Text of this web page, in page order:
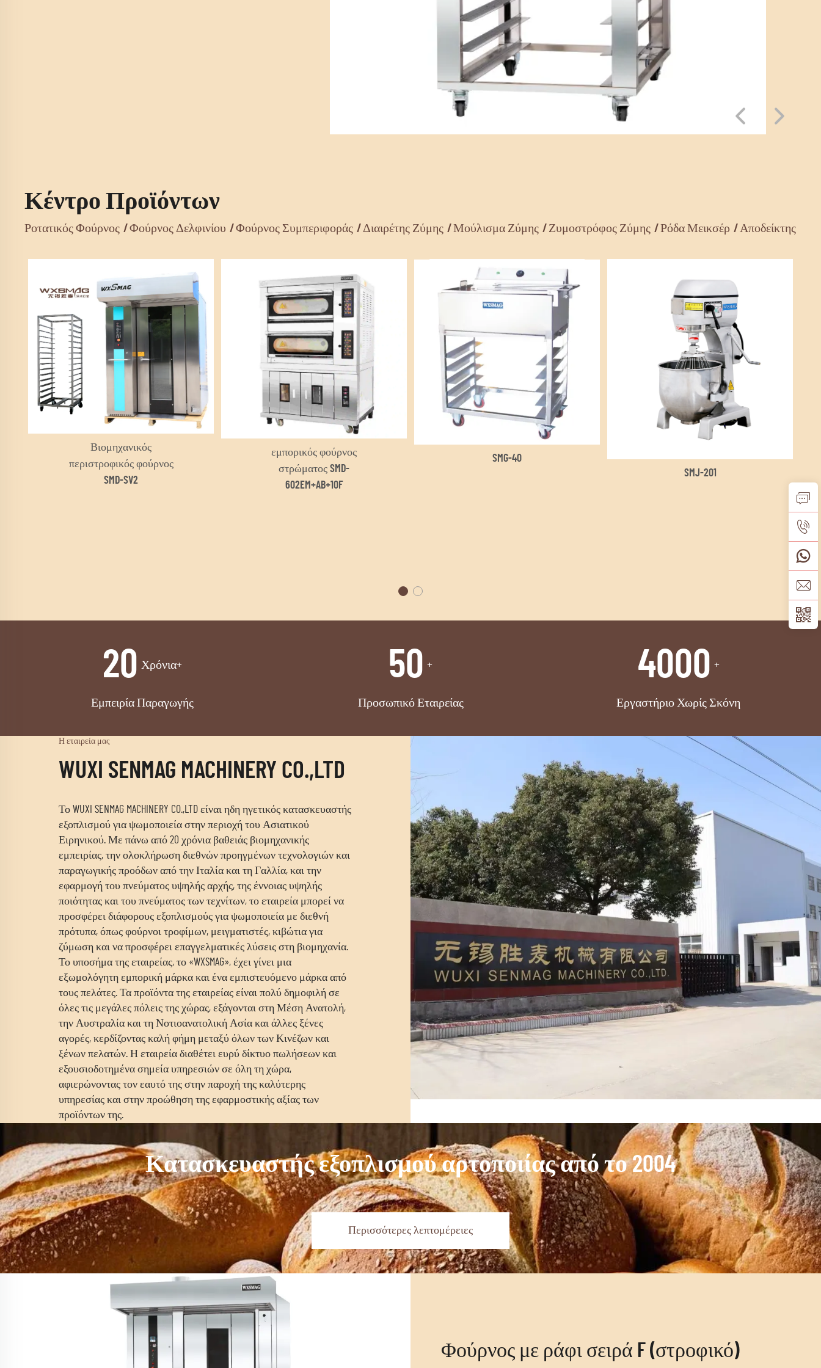
Κέντρο Προϊόντων
Ροτατικός Φούρνος Φούρνος Δελφινίου Φούρνος Συμπεριφοράς Διαιρέτης Ζύμης Μούλισμα Ζύμης Ζυμοστρόφος Ζύμης Ρόδα Μεικσέρ Αποδείκτης
Βιομηχανικός
περιστροφικός φούρνος
SMD-SV2
εμπορικός φούρνος
στρώματος SMD-
602EM+AB+10F
SMG-40
SMJ-201
20 Χρόνια+
Εμπειρία Παραγωγής
50 +
Προσωπικό Εταιρείας
4000 +
Εργαστήριο Χωρίς Σκόνη
Η εταιρεία μας
WUXI SENMAG MACHINERY CO.,LTD
Το WUXI SENMAG MACHINERY CO.,LTD είναι ηδη ηγετικός κατασκευαστής
εξοπλισμού για ψωμοποιεία στην περιοχή του Ασιατικού
Ειρηνικού. Με πάνω από 20 χρόνια βαθειάς βιομηχανικής
εμπειρίας, την ολοκλήρωση διεθνών προηγμένων τεχνολογιών και
παραγωγικής προόδων από την Ιταλία και τη Γαλλία, και την
εφαρμογή του πνεύματος υψηλής αρχής, της έννοιας υψηλής
ποιότητας και του πνεύματος των τεχνίτων, το εταιρεία μπορεί να
προσφέρει διάφορους εξοπλισμούς για ψωμοποιεία με διεθνή
πρότυπα, όπως φούρνοι τροφίμων, μειγματιστές, κιβώτια για
ζύμωση και να προσφέρει επαγγελματικές λύσεις στη βιομηχανία.
Το υποσήμα της εταιρείας, το «WXSMAG», έχει γίνει μια
εξωμολόγητη εμπορική μάρκα και ένα εμπιστευόμενο μάρκα από
τους πελάτες. Τα προϊόντα της εταιρείας είναι πολύ δημοφιλή σε
όλες τις μεγάλες πόλεις της χώρας, εξάγονται στη Μέση Ανατολή,
την Αυστραλία και τη Νοτιοανατολική Ασία και άλλες ξένες
αγορές, κερδίζοντας καλή φήμη μεταξύ όλων των Κινέζων και
ξένων πελατών. Η εταιρεία διαθέτει ευρύ δίκτυο πωλήσεων και
εξουσιοδοτημένα σημεία υπηρεσιών σε όλη τη χώρα,
αφιερώνοντας τον εαυτό της στην παροχή της καλύτερης
υπηρεσίας και στην προώθηση της εφαρμοστικής αξίας των
προϊόντων της.
Κατασκευαστής εξοπλισμού αρτοποιίας από το 2004
Περισσότερες λεπτομέρειες
Φούρνος με ράφι σειρά F (στροφικό)